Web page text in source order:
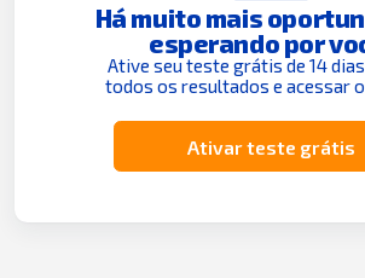
Há muito mais
esperando por
Ative seu teste grátis de 14
todos os resultados e acessar
Ativar teste grátis